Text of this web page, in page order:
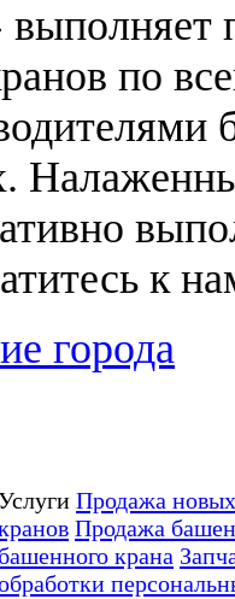
по
к
города
Продажа
Продажа
башенного крана